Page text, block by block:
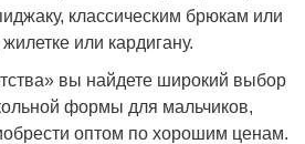
классическим брюкам или
или кардигану.
вы найдете широкий выбор
формы для мальчиков,
оптом по хорошим ценам.